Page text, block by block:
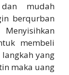
mudah
berqurban
membeli
yang
maka uang